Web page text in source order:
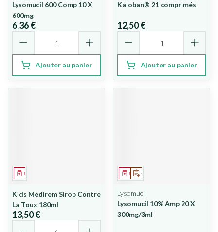
Lysomucil 600 Comp 10 X
600mg
6,36 €
Ajouter au panier
Kaloban® 21 comprimés
12,50 €
Ajouter au panier
Médicament
Kids Medirem Sirop Contre
La Toux 180ml
13,50 €
Sur prescription
Médicament
Lysomucil
Lysomucil 10% Amp 20 X
300mg/3ml